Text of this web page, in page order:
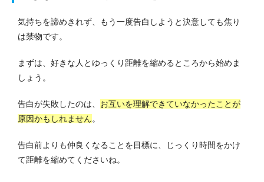
気持ちを諦めきれず、もう一度告白しようと決意しても焦り
は禁物です。
まずは、好きな人とゆっくり距離を縮めるところから始めま
しょう。
告白が失敗したのは、 お互いを理解できていなかったことが
原因かもしれません。
告白前よりも仲良くなることを目標に、じっくり時間をかけ
て距離を縮めてくださいね。